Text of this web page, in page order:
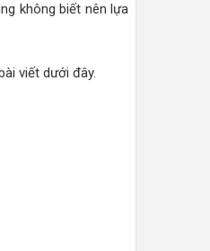
không biết nên lựa
viết dưới đây.